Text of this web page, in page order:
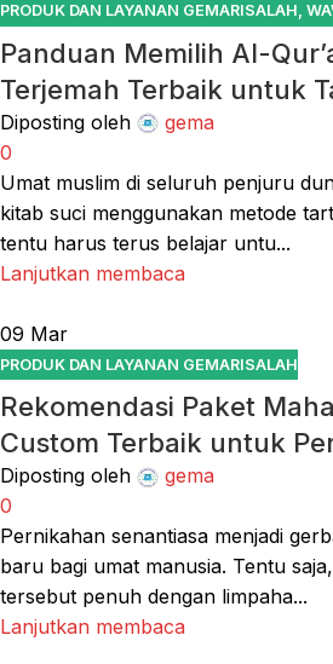
PRODUK DAN LAYANAN GEMARISALAH,
Panduan Memilih Al-
Terjemah Terbaik untuk
Diposting oleh
gema
0
Umat muslim di seluruh penjuru
kitab suci menggunakan metode
tentu harus terus belajar untu...
Lanjutkan membaca
09 Mar
PRODUK DAN LAYANAN GEMARISALAH
Rekomendasi Paket
Custom Terbaik untuk
Diposting oleh
gema
0
Pernikahan senantiasa menjadi
baru bagi umat manusia. Tentu
tersebut penuh dengan limpaha...
Lanjutkan membaca